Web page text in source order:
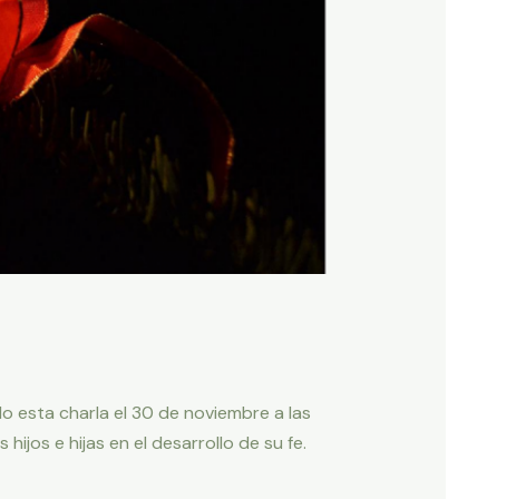
esta charla el 30 de noviembre a las
e hijas en el desarrollo de su fe.